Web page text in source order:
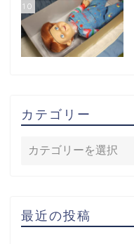
10
カテゴリー
最近の投稿